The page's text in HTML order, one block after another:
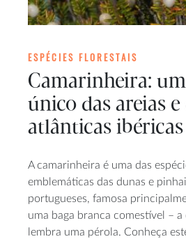
ESPÉCIES FLORESTAIS
Camarinheira:
único das areias
atlânticas ibéricas
A camarinheira é uma das
emblemáticas das dunas e
portugueses, famosa
uma baga branca comestível –
lembra uma pérola. Conheça